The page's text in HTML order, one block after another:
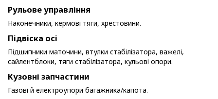
Рульове управління
Наконечники, кермові тяги, хрестовини.
Підвіска осі
Підшипники маточини, втулки стабілізатора, важелі,
сайлентблоки, тяги стабілізатора, кульові опори.
Кузовні запчастини
Газові й електроупори багажника/капота.